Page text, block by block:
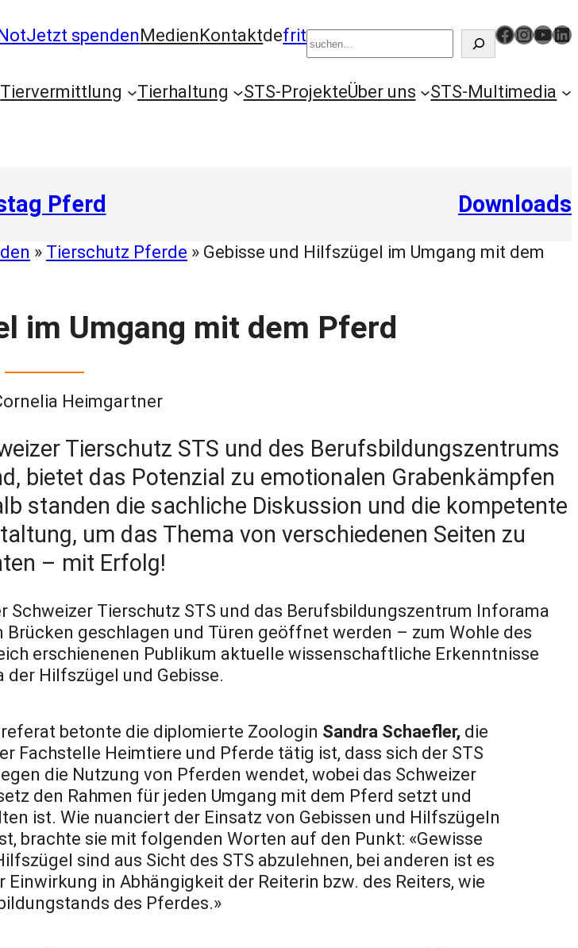
Jetzt spendenMedienKontaktdefrit https://www.facebook.com/
Tiervermittlung Tierhaltung STS-ProjekteÜber uns STS-Multimedia
Pferd Downloads
» Tierschutz Pferde » Gebisse und Hilfszügel im Umgang mit dem
im Umgang mit dem Pferd
Heimgartner
Tierschutz STS und des Berufsbildungszentrums
bietet das Potenzial zu emotionalen Grabenkämpfen
standen die sachliche Diskussion und die kompetente
um das Thema von verschiedenen Seiten zu
– mit Erfolg!
Tierschutz STS und das Berufsbildungszentrum Inforama
geschlagen und Türen geöffnet werden – zum Wohle des
erschienenen Publikum aktuelle wissenschaftliche Erkenntnisse
Hilfszügel und Gebisse.
betonte die diplomierte Zoologin Sandra Schaefler, die
Fachstelle Heimtiere und Pferde tätig ist, dass sich der STS
die Nutzung von Pferden wendet, wobei das Schweizer
den Rahmen für jeden Umgang mit dem Pferd setzt und
ist. Wie nuanciert der Einsatz von Gebissen und Hilfszügeln
brachte sie mit folgenden Worten auf den Punkt: «Gewisse
sind aus Sicht des STS abzulehnen, bei anderen ist es
Einwirkung in Abhängigkeit der Reiterin bzw. des Reiters, wie
des Pferdes.»